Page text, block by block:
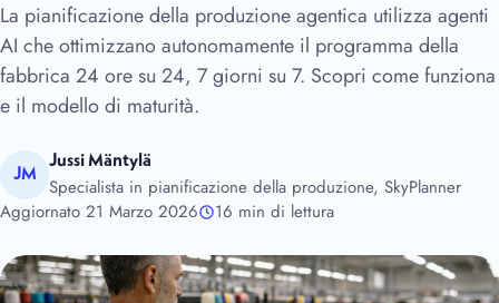
La pianificazione della produzione agentica utilizza agenti
AI che ottimizzano autonomamente il programma della
fabbrica 24 ore su 24, 7 giorni su 7. Scopri come funziona
e il modello di maturità.
JM
Jussi Mäntylä
Specialista in pianificazione della produzione, SkyPlanner
Aggiornato 21 Marzo 2026
16 min di lettura